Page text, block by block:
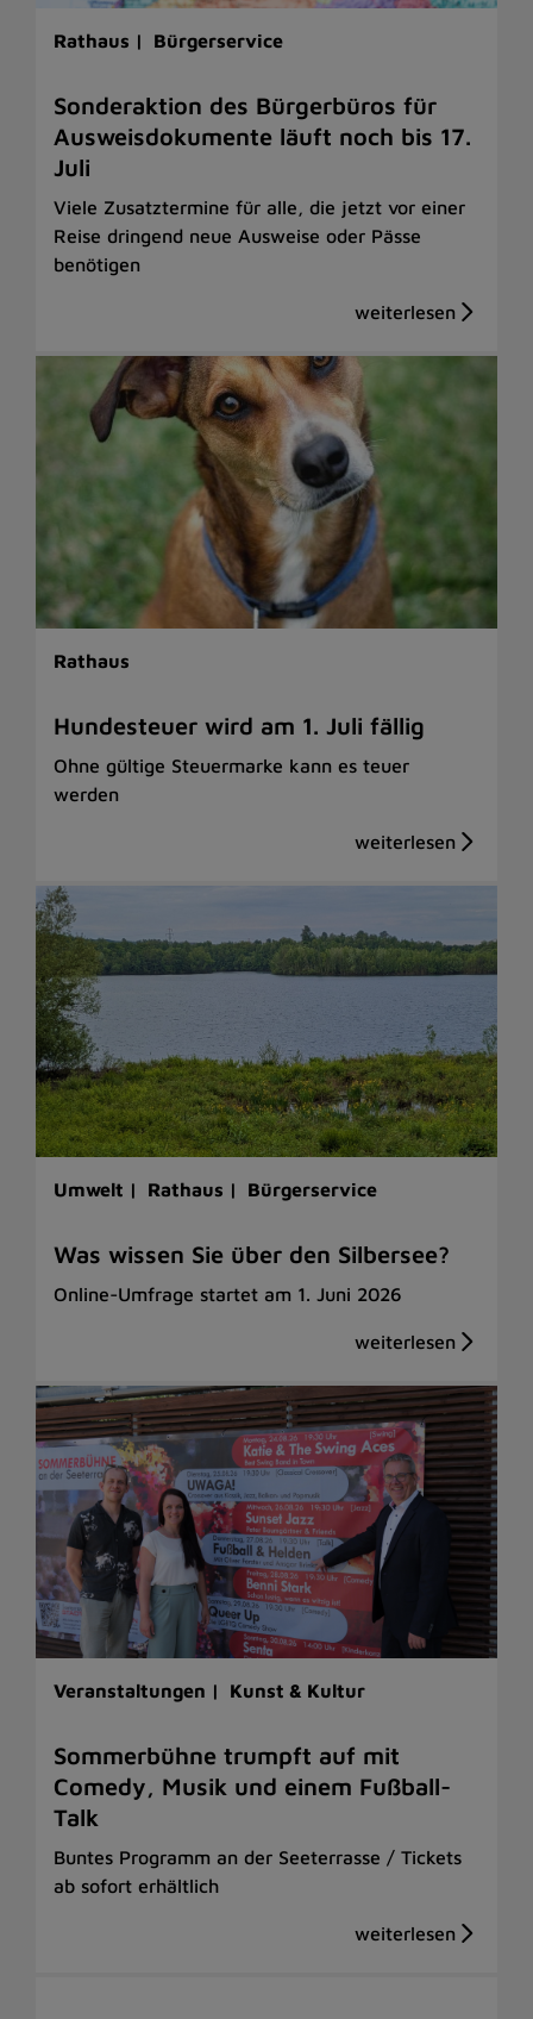
Rathaus | Bürgerservice
Sonderaktion des Bürgerbüros für
Ausweisdokumente läuft noch bis 17.
Juli
Viele Zusatztermine für alle, die jetzt vor einer
Reise dringend neue Ausweise oder Pässe
benötigen
Rathaus
Hundesteuer wird am 1. Juli fällig
Ohne gültige Steuermarke kann es teuer
werden
Umwelt | Rathaus | Bürgerservice
Was wissen Sie über den Silbersee?
Online-Umfrage startet am 1. Juni 2026
Veranstaltungen | Kunst & Kultur
Sommerbühne trumpft auf mit
Comedy, Musik und einem Fußball-
Talk
Buntes Programm an der Seeterrasse / Tickets
ab sofort erhältlich